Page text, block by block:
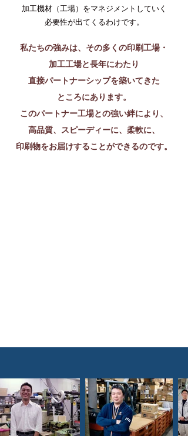
加工機材（工場）をマネジメントしていく
必要性が出てくるわけです。
私たちの強みは、その多くの印刷工場・
加工工場と長年にわたり
直接パートナーシップを築いてきた
ところにあります。
このパートナー工場との強い絆により、
高品質、スピーディーに、柔軟に、
印刷物をお届けすることができるのです。